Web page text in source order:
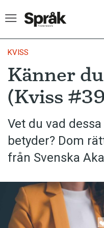
Hem
Artiklar
Krönikor
Språkfrågor
Skrivtips
Kviss
Podden
KVISS
Känner
(Kviss
Vet du vad
betyder? Dom
från Svenska